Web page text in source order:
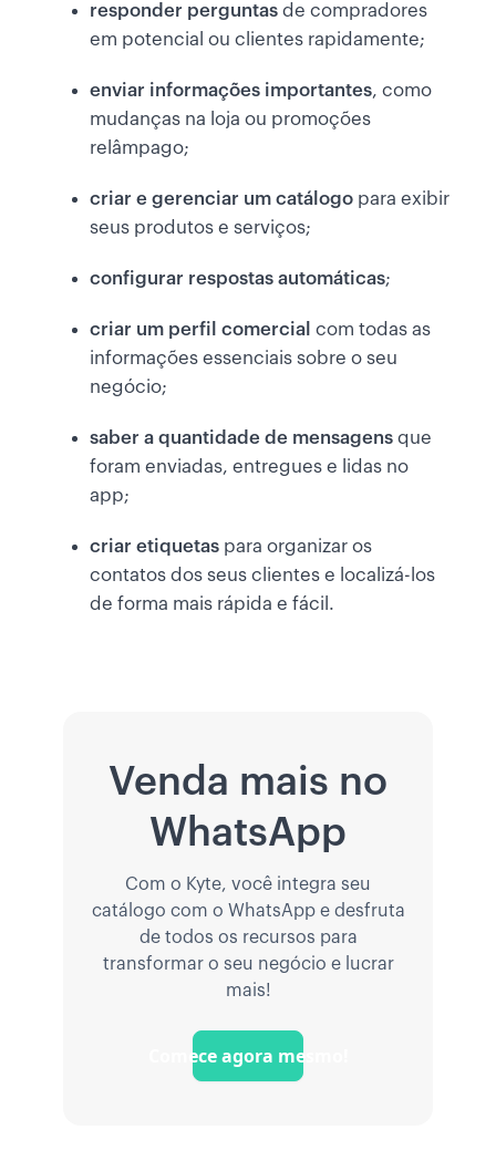
responder perguntas de compradores
em potencial ou clientes rapidamente;
enviar informações importantes, como
mudanças na loja ou promoções
relâmpago;
criar e gerenciar um catálogo para exibir
seus produtos e serviços;
configurar respostas automáticas;
criar um perfil comercial com todas as
informações essenciais sobre o seu
negócio;
saber a quantidade de mensagens que
foram enviadas, entregues e lidas no
app;
criar etiquetas para organizar os
contatos dos seus clientes e localizá-los
de forma mais rápida e fácil.
Venda mais no
WhatsApp
Com o Kyte, você integra seu
catálogo com o WhatsApp e desfruta
de todos os recursos para
transformar o seu negócio e lucrar
mais!
Comece agora mesmo!